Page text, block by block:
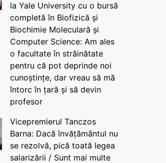
la Yale University cu o bursă
completă în Biofizică și
Biochimie Moleculară și
Computer Science: Am ales
o facultate în străinătate
pentru că pot deprinde noi
cunoștințe, dar vreau să mă
întorc în țară și să devin
profesor
Vicepremierul Tanczos
Barna: Dacă învățământul nu
se rezolvă, pică toată legea
salarizării / Sunt mai multe